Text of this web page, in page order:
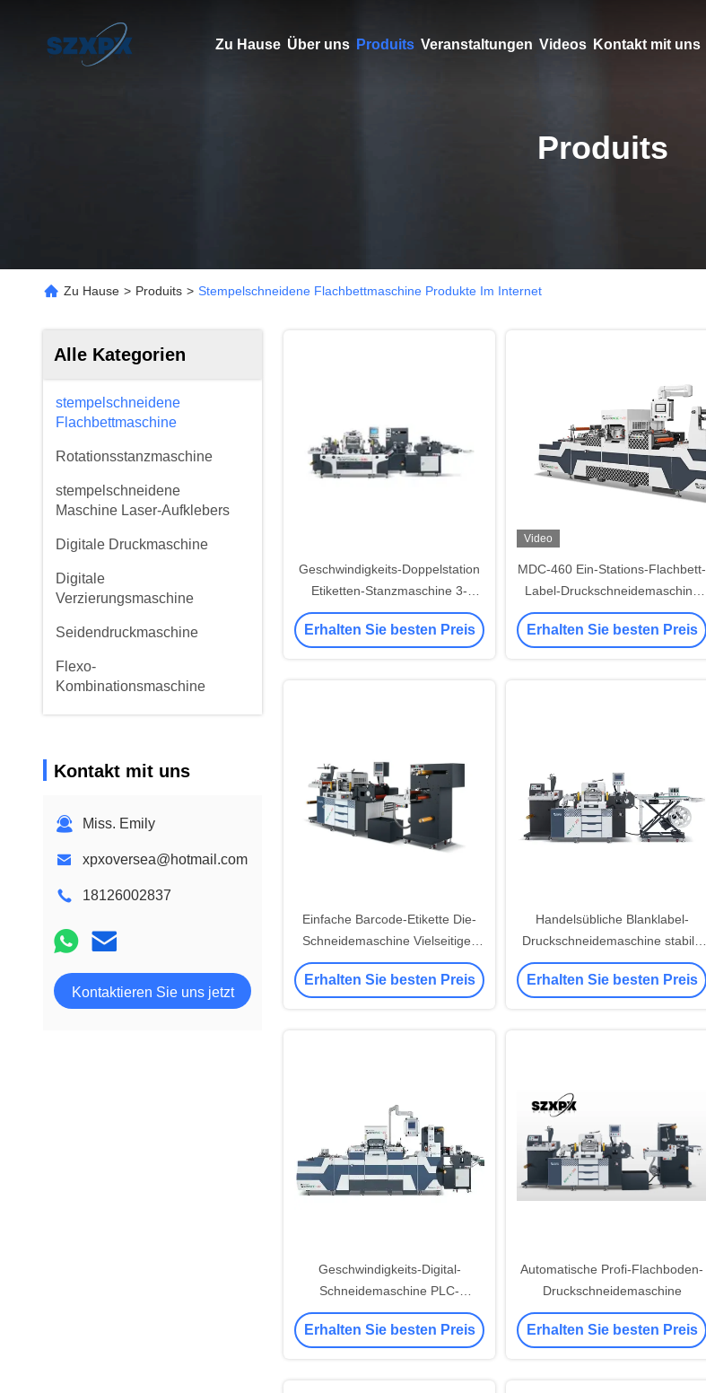
Zu Hause Über uns Produits Veranstaltungen Videos Kontakt mit uns
Produits
Zu Hause > Produits > Stempelschneidene Flachbettmaschine Produkte Im Internet
Alle Kategorien
stempelschneidene
Flachbettmaschine
Rotationsstanzmaschine
stempelschneidene
Maschine Laser-Aufklebers
Digitale Druckmaschine
Digitale
Verzierungsmaschine
Seidendruckmaschine
Flexo-
Kombinationsmaschine
Kontakt mit uns
Miss. Emily
xpxoversea@hotmail.com
18126002837
Kontaktieren Sie uns jetzt
Geschwindigkeits-Doppelstation
Etiketten-Stanzmaschine 3-
Phasen
Erhalten Sie besten Preis
Video
MDC-460 Ein-Stations-Flachbett-
Label-Druckschneidemaschine
mit Umdreher
Erhalten Sie besten Preis
Einfache Barcode-Etikette Die-
Schneidemaschine Vielseitiges
PLC-Steuerung
Erhalten Sie besten Preis
Handelsübliche Blanklabel-
Druckschneidemaschine stabile
Leistung
Erhalten Sie besten Preis
Geschwindigkeits-Digital-
Schneidemaschine PLC-
gesteuerte Barcode-Etikette Die
Cutter 350mm Max
Erhalten Sie besten Preis
Automatische Profi-Flachboden-
Druckschneidemaschine
Erhalten Sie besten Preis